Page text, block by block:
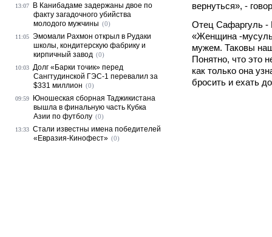
вернуться», -
Отец Сафаргуль -
«Женщина -
мужем. Таковы
Понятно, что это
как только она
бросить и ехать
13:07
В Канибадаме задержаны двое по
факту загадочного убийства
молодого мужчины (0)
11:05 Эмомали Рахмон открыл в Рудаки
школы, кондитерскую фабрику и
кирпичный завод (0)
10:03 Долг «Барки точик» перед
Сангтудинской ГЭС-1 перевалил за
$331 миллион (0)
09:59
Юношеская сборная Таджикистана
вышла в финальную часть Кубка
Азии по футболу (0)
13:33 Стали известны имена победителей
«Евразия-Кинофест» (0)